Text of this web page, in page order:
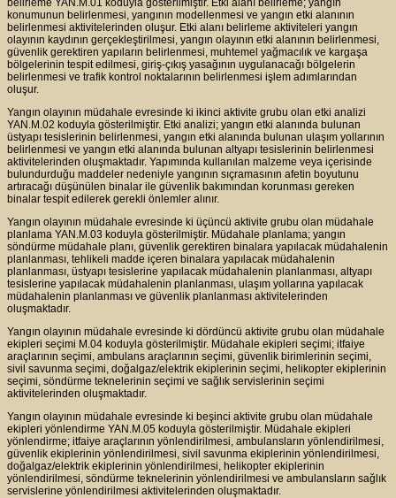
konumunun belirlenmesi, yangının modellenmesi ve yangın etki alanının
belirlenmesi aktivitelerinden oluşur. Etki alanı belirleme aktiviteleri yangın
olayının kaydının gerçekleştirilmesi, yangın olayının etki alanının belirlenmesi,
güvenlik gerektiren yapıların belirlenmesi, muhtemel yağmacılık ve kargaşa
bölgelerinin tespit edilmesi, giriş-çıkış yasağının uygulanacağı bölgelerin
belirlenmesi ve trafik kontrol noktalarının belirlenmesi işlem adımlarından
oluşur.
Yangın olayının müdahale evresinde ki ikinci aktivite grubu olan etki analizi
YAN.M.02 koduyla gösterilmiştir. Etki analizi; yangın etki alanında bulunan
üstyapı tesislerinin belirlenmesi, yangın etki alanında bulunan ulaşım yollarının
belirlenmesi ve yangın etki alanında bulunan altyapı tesislerinin belirlenmesi
aktivitelerinden oluşmaktadır. Yapımında kullanılan malzeme veya içerisinde
bulundurduğu maddeler nedeniyle yangının sıçramasının afetin boyutunu
artıracağı düşünülen binalar ile güvenlik bakımından korunması gereken
binalar tespit edilerek gerekli önlemler alınır.
Yangın olayının müdahale evresinde ki üçüncü aktivite grubu olan müdahale
planlama YAN.M.03 koduyla gösterilmiştir. Müdahale planlama; yangın
söndürme müdahale planı, güvenlik gerektiren binalara yapılacak müdahalenin
planlanması, tehlikeli madde içeren binalara yapılacak müdahalenin
planlanması, üstyapı tesislerine yapılacak müdahalenin planlanması, altyapı
tesislerine yapılacak müdahalenin planlanması, ulaşım yollarına yapılacak
müdahalenin planlanması ve güvenlik planlanması aktivitelerinden
oluşmaktadır.
Yangın olayının müdahale evresinde ki dördüncü aktivite grubu olan müdahale
ekipleri seçimi M.04 koduyla gösterilmiştir. Müdahale ekipleri seçimi; itfaiye
araçlarının seçimi, ambulans araçlarının seçimi, güvenlik birimlerinin seçimi,
sivil savunma seçimi, doğalgaz/elektrik ekiplerinin seçimi, helikopter ekiplerinin
seçimi, söndürme teknelerinin seçimi ve sağlık servislerinin seçimi
aktivitelerinden oluşmaktadır.
Yangın olayının müdahale evresinde ki beşinci aktivite grubu olan müdahale
ekipleri yönlendirme YAN.M.05 koduyla gösterilmiştir. Müdahale ekipleri
yönlendirme; itfaiye araçlarının yönlendirilmesi, ambulansların yönlendirilmesi,
güvenlik ekiplerinin yönlendirilmesi, sivil savunma ekiplerinin yönlendirilmesi,
doğalgaz/elektrik ekiplerinin yönlendirilmesi, helikopter ekiplerinin
yönlendirilmesi, söndürme teknelerinin yönlendirilmesi ve ambulansların sağlık
servislerine yönlendirilmesi aktivitelerinden oluşmaktadır.